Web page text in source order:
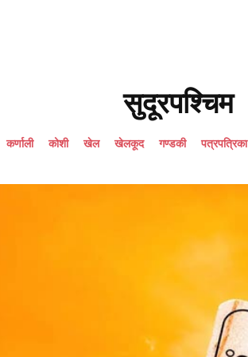
सुदूरपश्चिम
कर्णाली कोशी खेल खेलकूद गण्डकी पत्रपत्रिका